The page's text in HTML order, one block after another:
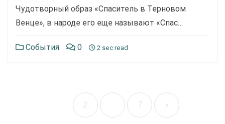
Чудотворный образ «Спаситель в Терновом
Венце», в народе его еще называют «Спас…
События 0 2 sec read
2 … 7 »